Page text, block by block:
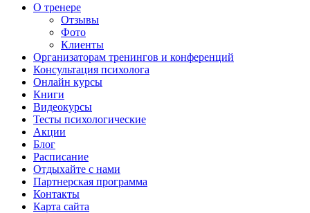
О тренере
Отзывы
Фото
Клиенты
Организаторам тренингов и конференций
Консультация психолога
Онлайн курсы
Книги
Видеокурсы
Тесты психологические
Акции
Блог
Расписание
Отдыхайте с нами
Партнерская программа
Контакты
Карта сайта